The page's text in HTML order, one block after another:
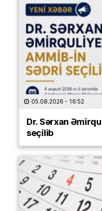
05.08.2026 - 16:52
Dr. Sərxan
seçilib